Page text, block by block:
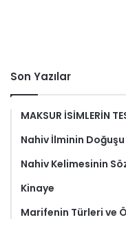
Son Yazılar
MAKSUR İSİMLERİN
Nahiv İlminin Doğuşu
Nahiv Kelimesinin
Kinaye
Marifenin Türleri ve